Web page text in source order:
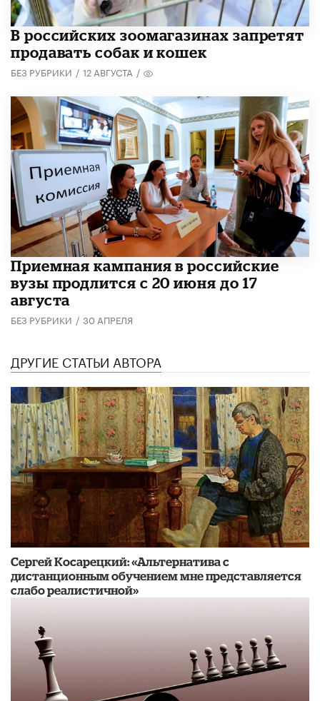
В российских зоомагазинах запретят
продавать собак и кошек
БЕЗ РУБРИКИ / 12 АВГУСТА /
Приемная кампания в российские
вузы продлится с 20 июня до 17
августа
БЕЗ РУБРИКИ / 30 АПРЕЛЯ
ДРУГИЕ СТАТЬИ АВТОРА
Сергей Косарецкий: «Альтернатива с
дистанционным обучением мне представляется
слабо реалистичной»